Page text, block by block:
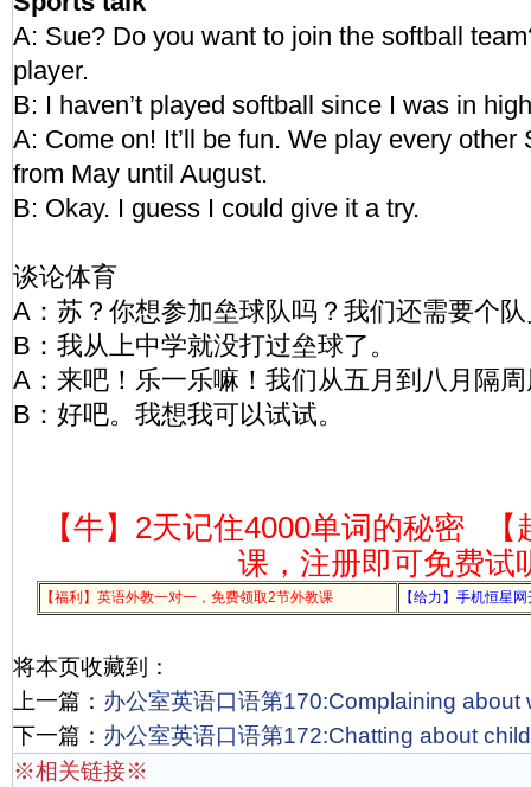
A: Sue? Do you want to join the softball
player.
B: I haven’t played softball since I was in
A: Come on! It’ll be fun. We play every other
from May until August.
B: Okay. I guess I could give it a try.
谈论体育
A：苏？你想参加垒球队吗？我们还需要个
B：我从上中学就没打过垒球了。
A：来吧！乐一乐嘛！我们从五月到八月隔
B：好吧。我想我可以试试。
【牛】2天记住4000单词的秘密
课，注册即可免费试
【福利】英语外教一对一，免费领取2节外教课 【给力】手机恒星
将本页收藏到：
上一篇： 办公室英语口语第170:Complaining about
下一篇： 办公室英语口语第172:Chatting about
※相关链接※